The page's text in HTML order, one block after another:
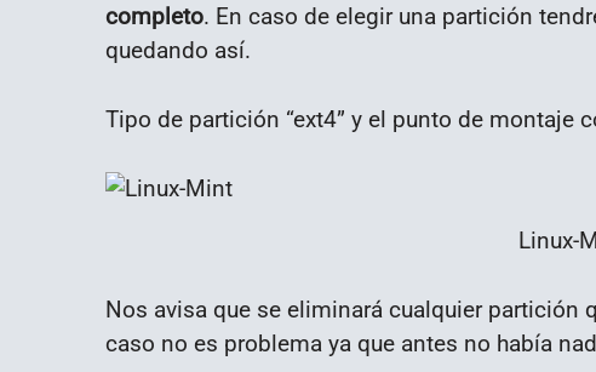
completo. En caso de elegir una partición
quedando así.
Tipo de partición “ext4” y el punto de montaje
Linux-
Nos avisa que se eliminará cualquier partición
caso no es problema ya que antes no había